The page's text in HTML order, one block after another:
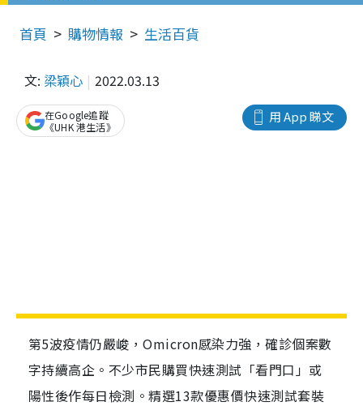
首頁 購物情報 生活百貨
文: 梁穎心 2022.03.13
用 App 睇文
在Google追蹤
《UHK 港生活》
第5波疫情仍嚴峻，Omicron感染力強，確診個案數
字持續高企。不少市民購買快速測試「看門口」或
陽性後作每日檢測。精選13款優惠價快速測試套裝